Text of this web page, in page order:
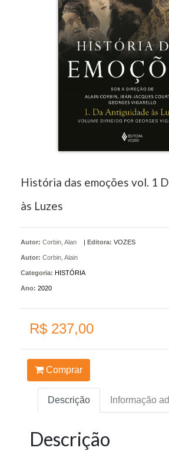
História das emoções vol. 1
às Luzes
Autor: Corbin, Alan
Autor: Corbin, Alain
| Editora: VOZES
Categoria: HISTÓRIA
Ano: 2020
R$ 237,00
Comprar
Descrição Informação
Descrição